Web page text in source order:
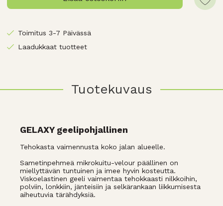
Toimitus 3-7 Päivässä
Laadukkaat tuotteet
Tuotekuvaus
GELAXY geelipohjallinen
Tehokasta vaimennusta koko jalan alueelle.
Sametinpehmeä mikrokuitu-velour päällinen on
miellyttävän tuntuinen ja imee hyvin kosteutta.
Viskoelastinen geeli vaimentaa tehokkaasti nilkkoihin,
polviin, lonkkiin, jänteisiin ja selkärankaan liikkumisesta
aiheutuvia tärähdyksiä.